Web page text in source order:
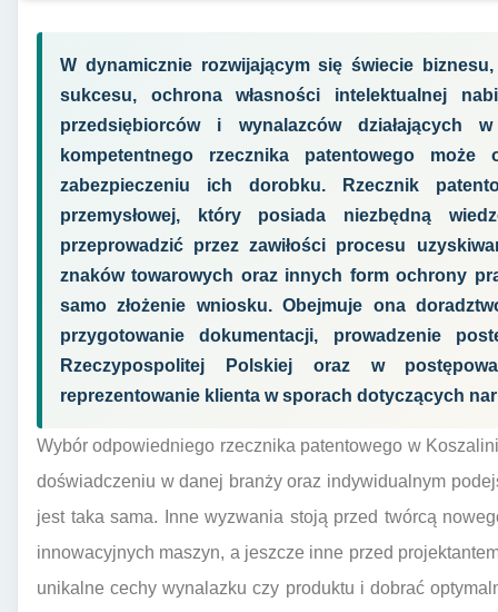
W dynamicznie rozwijającym się świecie
sukcesu, ochrona własności intelektualnej
przedsiębiorców i wynalazców działających
kompetentnego rzecznika patentowego
zabezpieczeniu ich dorobku. Rzecznik
przemysłowej, który posiada niezbędną
przeprowadzić przez zawiłości procesu
znaków towarowych oraz innych form ochrony
samo złożenie wniosku. Obejmuje ona
przygotowanie dokumentacji, prowadzenie
Rzeczypospolitej Polskiej oraz w
reprezentowanie klienta w sporach dotyczących
Wybór odpowiedniego rzecznika patentowego w
doświadczeniu w danej branży oraz indywidualnym
jest taka sama. Inne wyzwania stoją przed twórcą
innowacyjnych maszyn, a jeszcze inne przed
unikalne cechy wynalazku czy produktu i dobrać